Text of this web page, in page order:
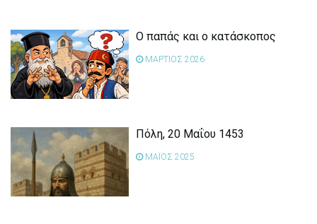
Ο παπάς και ο κατάσκοπος
ΜΑΡΤΙΟΣ 2026
Πόλη, 20 Μαΐου 1453
ΜΑΪΟΣ 2025